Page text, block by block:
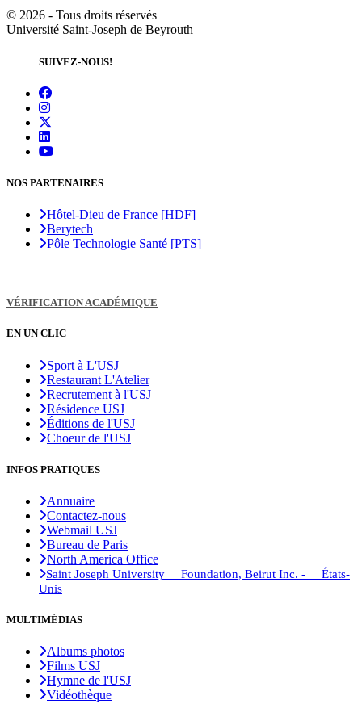
© 2026 - Tous droits réservés
Université Saint-Joseph de Beyrouth
SUIVEZ-NOUS!
NOS PARTENAIRES
Hôtel-Dieu de France [HDF]
Berytech
Pôle Technologie Santé [PTS]
VÉRIFICATION ACADÉMIQUE
EN UN CLIC
Sport à L'USJ
Restaurant L'Atelier
Recrutement à l'USJ
Résidence USJ
Éditions de l'USJ
Choeur de l'USJ
INFOS PRATIQUES
Annuaire
Contactez-nous
Webmail USJ
Bureau de Paris
North America Office
Saint Joseph University Foundation, Beirut Inc. - États-
Unis
MULTIMÉDIAS
Albums photos
Films USJ
Hymne de l'USJ
Vidéothèque